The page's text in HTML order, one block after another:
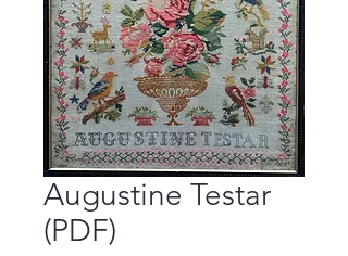
Augustine Testar
(PDF)